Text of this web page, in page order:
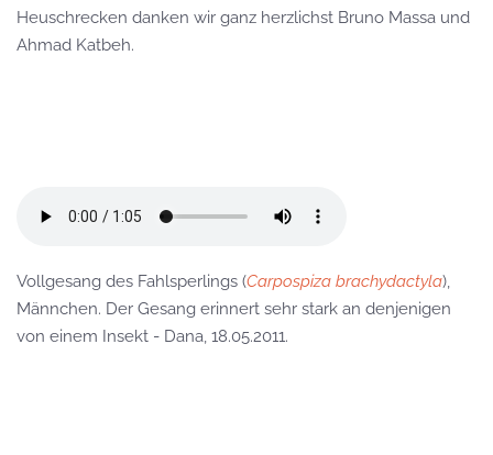
Heuschrecken danken wir ganz herzlichst Bruno Massa und
Ahmad Katbeh.
Vollgesang des Fahlsperlings (Carpospiza brachydactyla),
Männchen. Der Gesang erinnert sehr stark an denjenigen
von einem Insekt - Dana, 18.05.2011.